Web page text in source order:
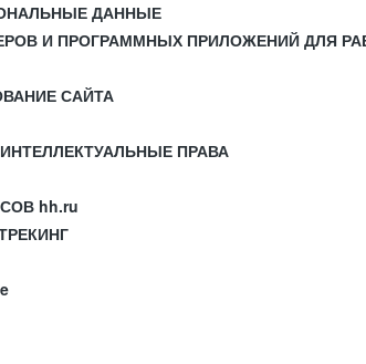
ДАННЫЕ
И ПРОГРАММНЫХ ПРИЛОЖЕНИЙ ДЛЯ
САЙТА
ПРАВА
hh.ru